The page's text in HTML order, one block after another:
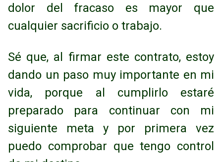
dolor del fracaso es mayor que
cualquier sacrificio o trabajo.
Sé que, al firmar este contrato, estoy
dando un paso muy importante en mi
vida, porque al cumplirlo estaré
preparado para continuar con mi
siguiente meta y por primera vez
puedo comprobar que tengo control